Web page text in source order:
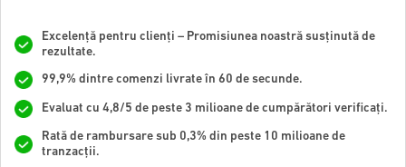
Excelență pentru clienți – Promisiunea noastră susținută de
rezultate.
99,9% dintre comenzi livrate în 60 de secunde.
Evaluat cu 4,8/5 de peste 3 milioane de cumpărători verificați.
Rată de rambursare sub 0,3% din peste 10 milioane de
tranzacții.